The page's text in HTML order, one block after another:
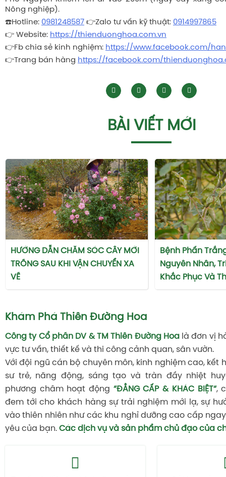
Nông nghiệp).
☎️Hotline: 0981248587 👉Zalo tư vấn kỹ thuật: 0914997865
👉 Website: https://thienduonghoa.com.vn
👉Fb chia sẻ kinh nghiệm: https://www.facebook.com/
👉Trang bán hàng https://facebook.com/
BÀI VIẾT MỚI
HƯỚNG DẪN CHĂM SÓC CÂY MỚI
TRỒNG SAU KHI VẬN CHUYỂN XA
VỀ
Bệnh Phấn
Nguyên Nhân,
Khắc Phục Và
Khám Phá Thiên Đường Hoa
Công ty Cổ phần DV & TM Thiên Đường Hoa là đơn vị
vực tư vấn, thiết kế và thi công cảnh quan, sân vườn.
Với đội ngũ cán bộ chuyên môn, kinh nghiệm cao, kết
sư trẻ, năng động, sáng tạo và tràn đầy nhiệt
phương châm hoạt động “ĐẲNG CẤP & KHÁC BIỆT“,
đem tới cho khách hàng sự trải nghiệm mới lạ, sự
vào thiên nhiên như các khu nghỉ dưỡng cao cấp
yêu của bạn. Các dịch vụ và sản phẩm chủ đạo của